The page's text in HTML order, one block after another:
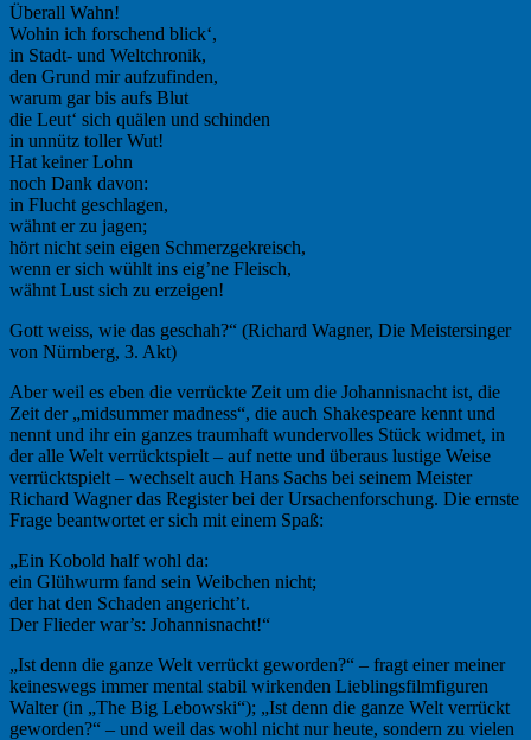
Überall Wahn!
Wohin ich forschend blick‘,
in Stadt- und Weltchronik,
den Grund mir aufzufinden,
warum gar bis aufs Blut
die Leut‘ sich quälen und schinden
in unnütz toller Wut!
Hat keiner Lohn
noch Dank davon:
in Flucht geschlagen,
wähnt er zu jagen;
hört nicht sein eigen Schmerzgekreisch,
wenn er sich wühlt ins eig’ne Fleisch,
wähnt Lust sich zu erzeigen!
Gott weiss, wie das geschah?“ (Richard Wagner, Die Meistersinger
von Nürnberg, 3. Akt)
Aber weil es eben die verrückte Zeit um die Johannisnacht ist, die
Zeit der „midsummer madness“, die auch Shakespeare kennt und
nennt und ihr ein ganzes traumhaft wundervolles Stück widmet, in
der alle Welt verrücktspielt – auf nette und überaus lustige Weise
verrücktspielt – wechselt auch Hans Sachs bei seinem Meister
Richard Wagner das Register bei der Ursachenforschung. Die ernste
Frage beantwortet er sich mit einem Spaß:
„Ein Kobold half wohl da:
ein Glühwurm fand sein Weibchen nicht;
der hat den Schaden angericht’t.
Der Flieder war’s: Johannisnacht!“
„Ist denn die ganze Welt verrückt geworden?“ – fragt einer meiner
keineswegs immer mental stabil wirkenden Lieblingsfilmfiguren
Walter (in „The Big Lebowski“); „Ist denn die ganze Welt verrückt
geworden?“ – und weil das wohl nicht nur heute, sondern zu vielen